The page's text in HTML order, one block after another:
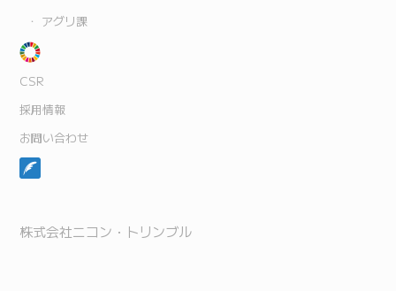
アグリ課
CSR
採用情報
お問い合わせ
株式会社ニコン・トリンブル